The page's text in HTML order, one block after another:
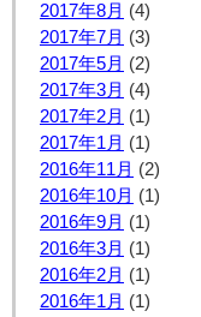
2017年8月 (4)
2017年7月 (3)
2017年5月 (2)
2017年3月 (4)
2017年2月 (1)
2017年1月 (1)
2016年11月 (2)
2016年10月 (1)
2016年9月 (1)
2016年3月 (1)
2016年2月 (1)
2016年1月 (1)